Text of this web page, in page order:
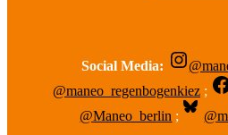
Social Media:
@maneo_regenbogenkiez ;
@Maneo_berlin ;